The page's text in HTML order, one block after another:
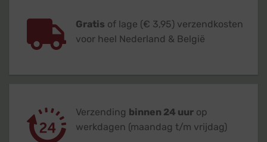
Gratis of lage (€ 3,95) verzendkosten
voor heel Nederland & België
Verzending binnen 24 uur op
werkdagen (maandag t/m vrijdag)